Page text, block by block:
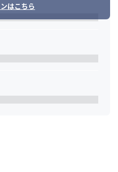
末で高精度3次元測量をスキャン
らスマートフォンなど）をリモー
たAIで契約書を管理し、人的コ
はこちら